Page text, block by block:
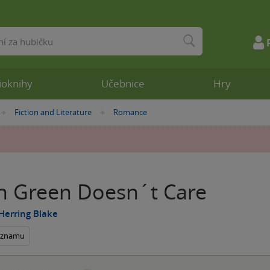
»Fiction and Literature »
Romance
Green Doesn´t Care
Blake
Učebnice Hry